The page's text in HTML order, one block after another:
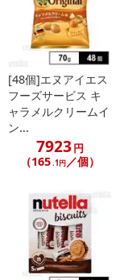
[48個]エヌアイエス
フーズサービス キ
ャラメルクリームイ
ン...
7923円
（165.1円／個）